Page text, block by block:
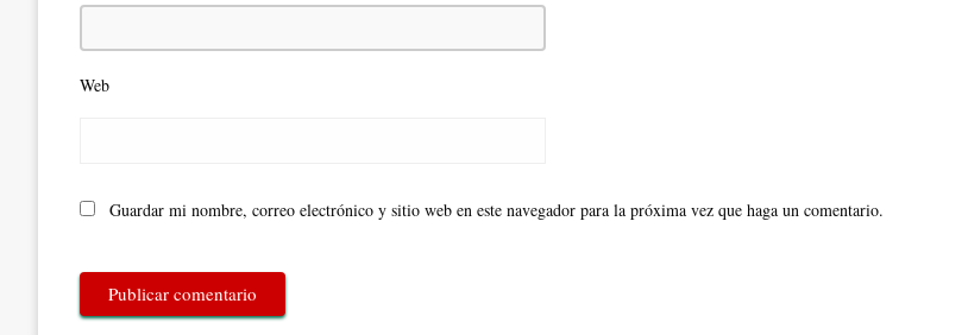
Web
Guardar mi nombre, correo electrónico y sitio web en este navegador para la próxima vez que haga un comentario.